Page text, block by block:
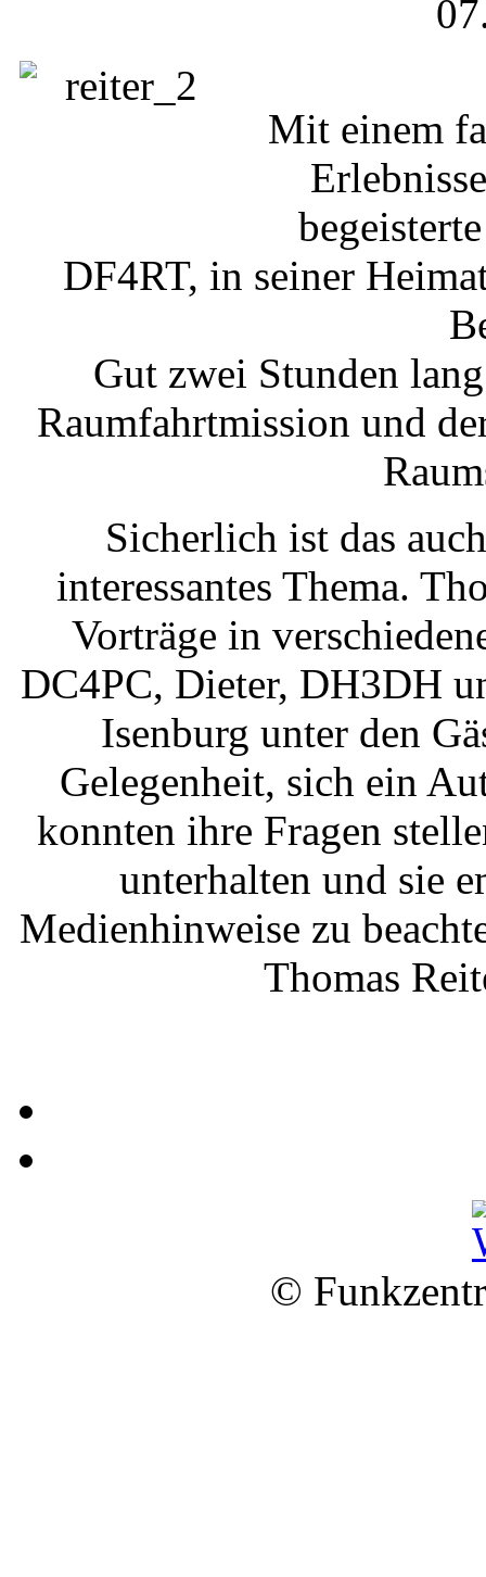
Mit einem
DF4RT, in seiner
Gut zwei Stunden
Raumfahrtmission und
Sicherlich ist das
interessantes Thema.
Vorträge in
DC4PC, Dieter, DH3DH
Isenburg unter den
Gelegenheit, sich ein
konnten ihre Fragen
unterhalten und sie
Medienhinweise zu
Thomas
©